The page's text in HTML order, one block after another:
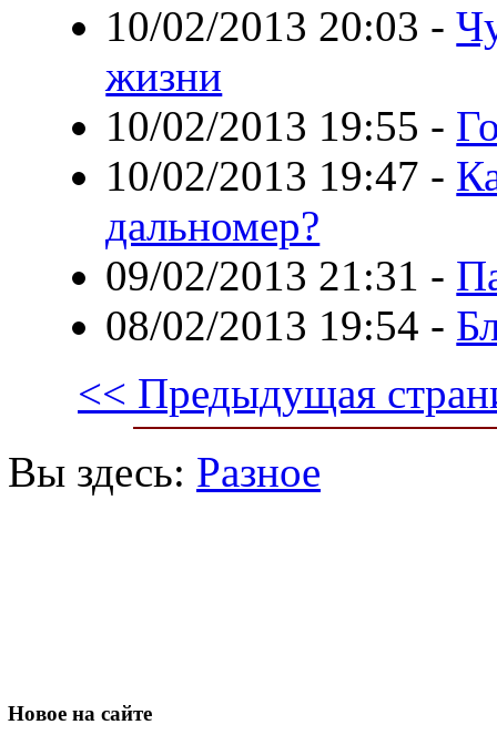
10/02/2013 20:03 -
жизни
10/02/2013 19:55 -
10/02/2013 19:47 -
дальномер?
09/02/2013 21:31 -
08/02/2013 19:54 -
<< Предыдущая
Вы здесь: Разное
Новое на сайте